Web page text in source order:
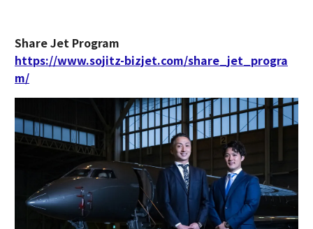
Share Jet Program
https://www.sojitz-bizjet.com/share_jet_progra
m/